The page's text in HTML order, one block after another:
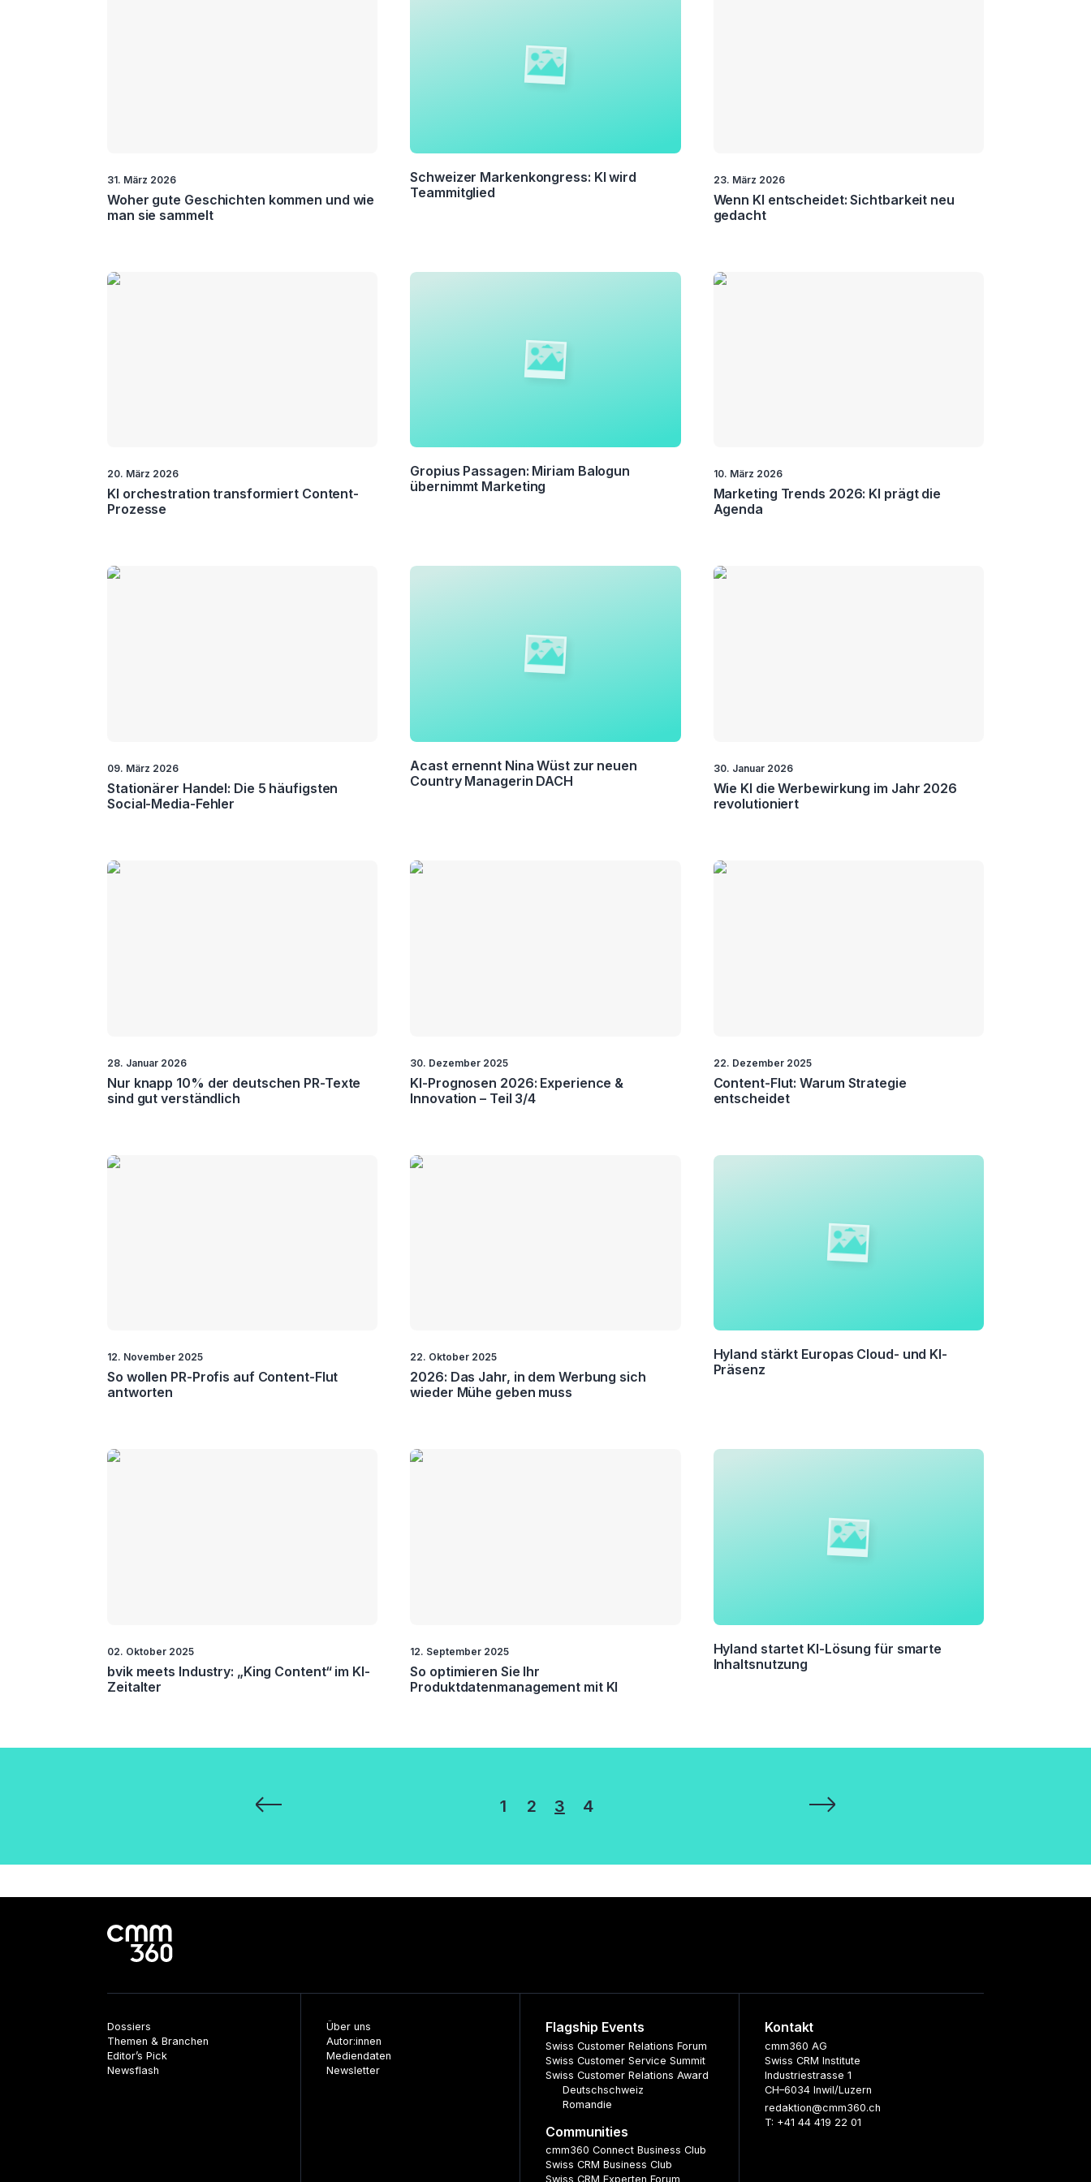
Pricing
31. März 2026
Woher gute Geschichten kommen und wie
man sie sammelt
Schweizer Markenkongress: KI wird
Teammitglied
23. März 2026
Wenn KI entscheidet: Sichtbarkeit neu
gedacht
20. März 2026
KI orchestration transformiert Content-
Prozesse
Gropius Passagen: Miriam Balogun
übernimmt Marketing
10. März 2026
Marketing Trends 2026: KI prägt die
Agenda
09. März 2026
Stationärer Handel: Die 5 häufigsten
Social-Media-Fehler
Acast ernennt Nina Wüst zur neuen
Country Managerin DACH
30. Januar 2026
Wie KI die Werbewirkung im Jahr 2026
revolutioniert
28. Januar 2026
Nur knapp 10% der deutschen PR-Texte
sind gut verständlich
30. Dezember 2025
KI-Prognosen 2026: Experience &
Innovation – Teil 3/4
22. Dezember 2025
Content-Flut: Warum Strategie
entscheidet
12. November 2025
So wollen PR-Profis auf Content-Flut
antworten
22. Oktober 2025
2026: Das Jahr, in dem Werbung sich
wieder Mühe geben muss
Hyland stärkt Europas Cloud- und KI-
Präsenz
02. Oktober 2025
bvik meets Industry: „King Content“ im KI-
Zeitalter
12. September 2025
So optimieren Sie Ihr
Produktdatenmanagement mit KI
Hyland startet KI-Lösung für smarte
Inhaltsnutzung
Seitennummerierung
1 2 3 4
Dossiers
Themen & Branchen
Editor’s Pick
Newsflash
Über uns
Autor:innen
Mediendaten
Newsletter
Flagship Events
Swiss Customer Relations Forum
Swiss Customer Service Summit
Swiss Customer Relations Award
Deutschschweiz
Romandie
Communities
cmm360 Connect Business Club
Swiss CRM Business Club
Swiss CRM Experten Forum
Kontakt
cmm360 AG
Swiss CRM Institute
Industriestrasse 1
CH–6034 Inwil/Luzern
redaktion@cmm360.ch
T: +41 44 419 22 01